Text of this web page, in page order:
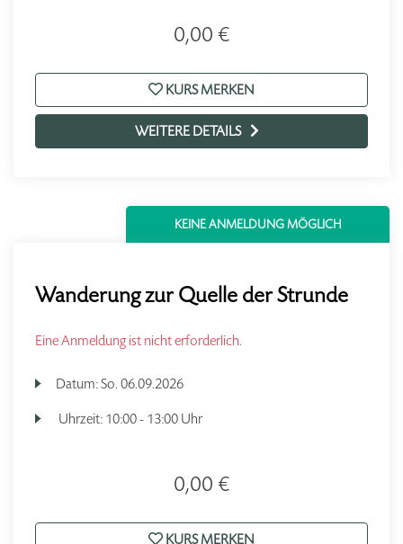
0,00 €
KURS MERKEN
WEITERE DETAILS
KEINE ANMELDUNG MÖGLICH
Wanderung zur Quelle der Strunde
Eine Anmeldung ist nicht erforderlich.
Datum:So. 06.09.2026
Uhrzeit: 10:00 - 13:00 Uhr
0,00 €
KURS MERKEN